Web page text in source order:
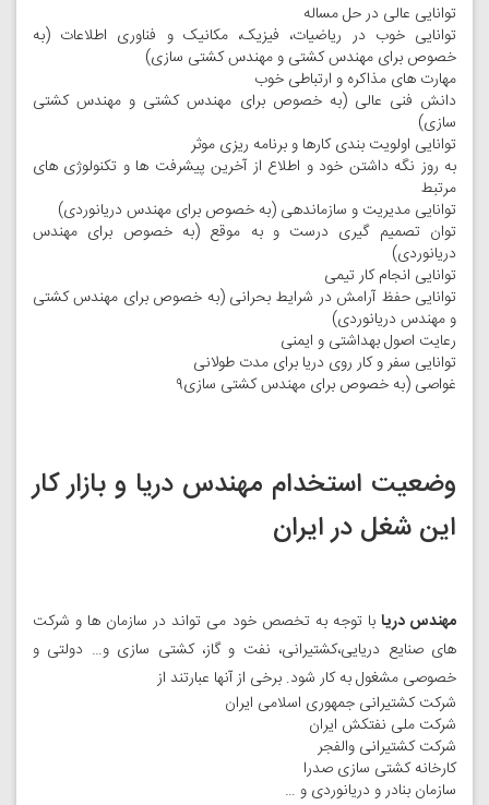
توانایی عالی در حل مساله
توانایی خوب در ریاضیات، فیزیک، مکانیک و فناوری اطلاعات (به
خصوص برای مهندس کشتی و مهندس کشتی سازی)
مهارت های مذاکره و ارتباطی خوب
دانش فنی عالی (به خصوص برای مهندس کشتی و مهندس کشتی
سازی)
توانایی اولویت بندی کارها و برنامه ریزی موثر
به روز نگه داشتن خود و اطلاع از آخرین پیشرفت ها و تکنولوژی های
مرتبط
توانایی مدیریت و سازماندهی (به خصوص برای مهندس دریانوردی)
توان تصمیم گیری درست و به موقع (به خصوص برای مهندس
دریانوردی)
توانایی انجام کار تیمی
توانایی حفظ آرامش در شرایط بحرانی (به خصوص برای مهندس کشتی
و مهندس دریانوردی)
رعایت اصول بهداشتی و ایمنی
توانایی سفر و کار روی دریا برای مدت طولانی
غواصی (به خصوص برای مهندس کشتی سازی۹
وضعیت استخدام مهندس دریا و بازار کار
این شغل در ایران
مهندس دریا با توجه به تخصص خود می تواند در سازمان ها و شرکت
های صنایع دریایی،کشتیرانی، نفت و گاز، کشتی سازی و… دولتی و
خصوصی مشغول به کار شود. برخی از آنها عبارتند از
شرکت کشتیرانی جمهوری اسلامی ایران
شرکت ملی نفتکش ایران
شرکت کشتیرانی والفجر
کارخانه کشتی سازی صدرا
سازمان بنادر و دریانوردی و …